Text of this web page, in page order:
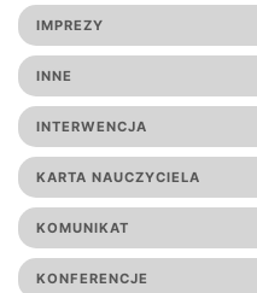
IMPREZY
INNE
INTERWENCJA
KARTA NAUCZYCIELA
KOMUNIKAT
KONFERENCJE